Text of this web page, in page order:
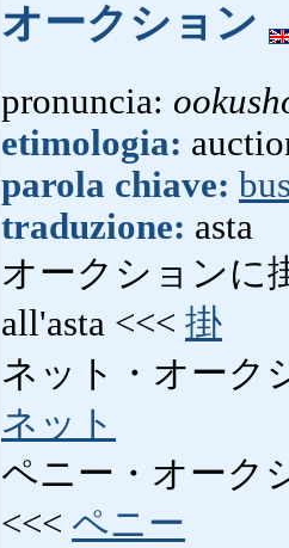
オークション
pronuncia:
etimologia:
parola chiave:
traduzione: asta
オークションに
all'asta <<< 掛
ネット・オーク
ネット
ペニー・オーク
<<< ペニー